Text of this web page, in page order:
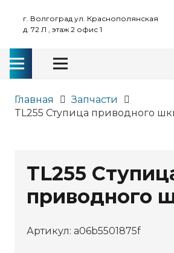
г. Волгоград ул. Краснополянская
д. 72 Л , этаж 2 офис 1
Главная
Запчасти
TL255 Ступица приводного
TL255
приводного
Артикул: a06b5501875f